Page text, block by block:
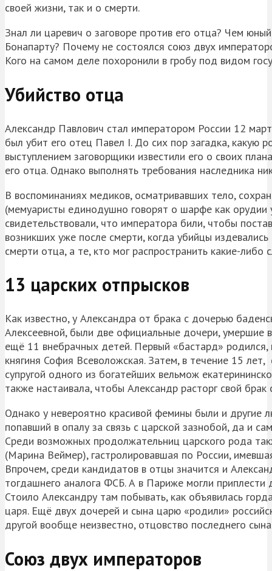
своей жизни, так и о смерти.
Знал ли царевич о заговоре против его отца? Чем
Бонапарту? Почему не состоялся союз двух
Кого на самом деле похоронили в гробу под видом
Убийство отца
Александр Павлович стал императором России 12
был убит его отец Павел I. До сих пор загадка, какую
выступлением заговорщики известили его о своих
его отца. Однако выполнять требования наследника
В воспоминаниях медиков, осматривавших тело,
(мемуаристы единодушно говорят о шарфе как
свидетельствовали, что императора били, чтобы
возникших уже после смерти, когда убийцы
смерти отца, а те, кто мог распространить какие-либо
13 царских отпрысков
Как известно, у Александра от брака с дочерью
Алексеевной, были две официальные дочери,
ещё 11 внебрачных детей. Первый «бастард»
княгиня София Всеволожская. Затем, в течение 15
супругой одного из богатейших вельмож
также настаивала, чтобы Александр расторг свой
Однако у невероятно красивой фемины были и другие
попавший в опалу за связь с царской зазнобой, да и
Среди возможных продолжательниц царского рода
(Марина Веймер), гастролировавшая по России,
Впрочем, среди кандидатов в отцы значится и
тогдашнего аналога ФСБ. А в Париже могли
Стоило Александру там побывать, как объявилась
царя. Ещё двух дочерей и сына царю «родили»
другой вообще неизвестно, отцовство последнего
Союз двух императоров